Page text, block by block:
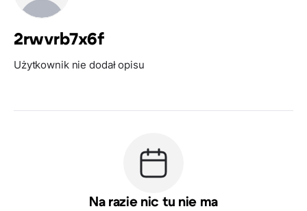
2rwvrb7x6f
Użytkownik nie dodał opisu
Na razie nic tu nie ma